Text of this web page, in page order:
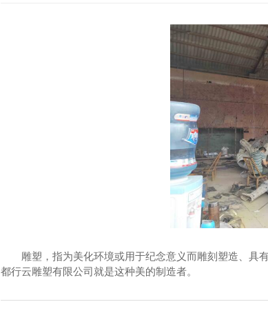
雕塑，指为美化环境或用于纪念意义而雕刻塑造、具
都行云雕塑有限公司就是这种美的制造者。